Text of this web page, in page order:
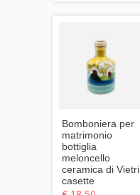
Bomboniera per
matrimonio
bottiglia
meloncello
ceramica di Vietri
casette